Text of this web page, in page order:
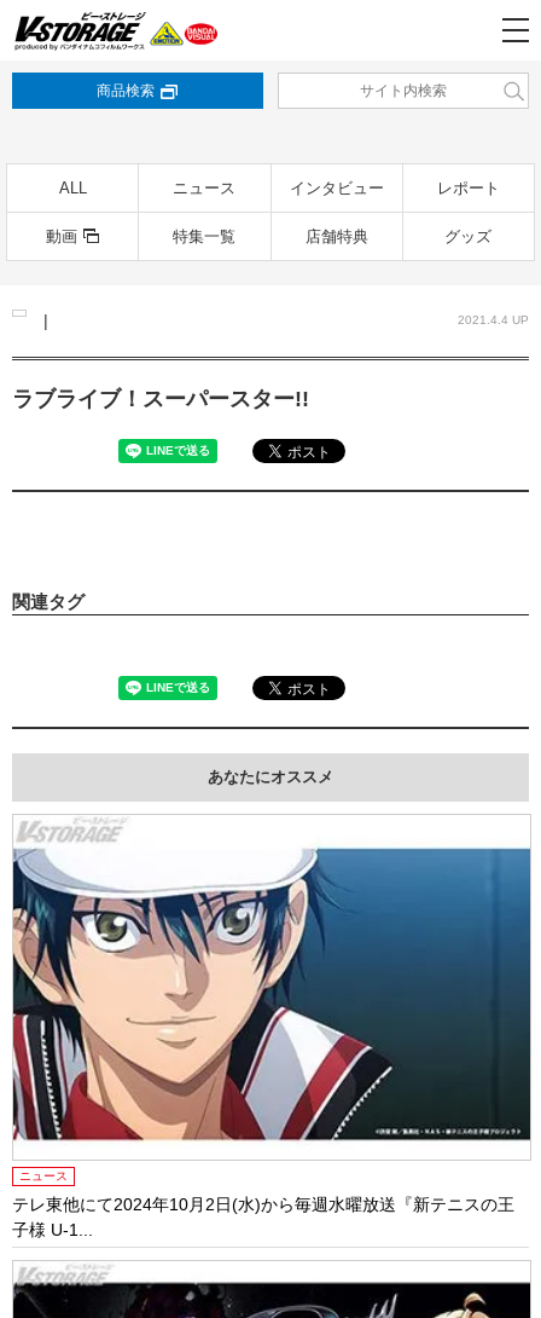
商品検索
ALL ニュース インタビュー レポート
動画 特集一覧 店舗特典 グッズ
| 2021.4.4 UP
ラブライブ！スーパースター!!
関連タグ
あなたにオススメ
ニュース
テレ東他にて2024年10⽉2⽇(⽔)から毎週⽔曜放送『新テニスの王
⼦様 U-1...